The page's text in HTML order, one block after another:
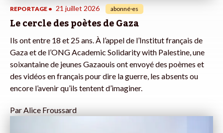
REPORTAGE • 21 juillet 2026 abonné·es
Le cercle des poètes de Gaza
Ils ont entre 18 et 25 ans. À l’appel de l’Institut français de
Gaza et de l’ONG Academic Solidarity with Palestine, une
soixantaine de jeunes Gazaouis ont envoyé des poèmes et
des vidéos en français pour dire la guerre, les absents ou
encore l’avenir qu’ils tentent d’imaginer.
ParAlice Froussard